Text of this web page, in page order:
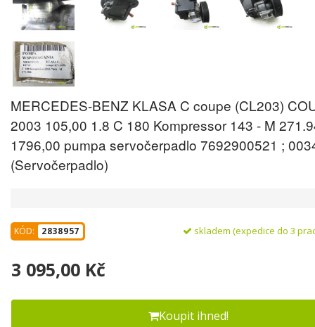
MERCEDES-BENZ KLASA C coupe (CL203)
2003 105,00 1.8 C 180 Kompressor 143 - M
1796,00 pumpa servočerpadlo 7692900521 ;
(Servočerpadlo)
KÓD: 2838957 skladem (expedice do 3
3 095,00 Kč
Koupit ihned!